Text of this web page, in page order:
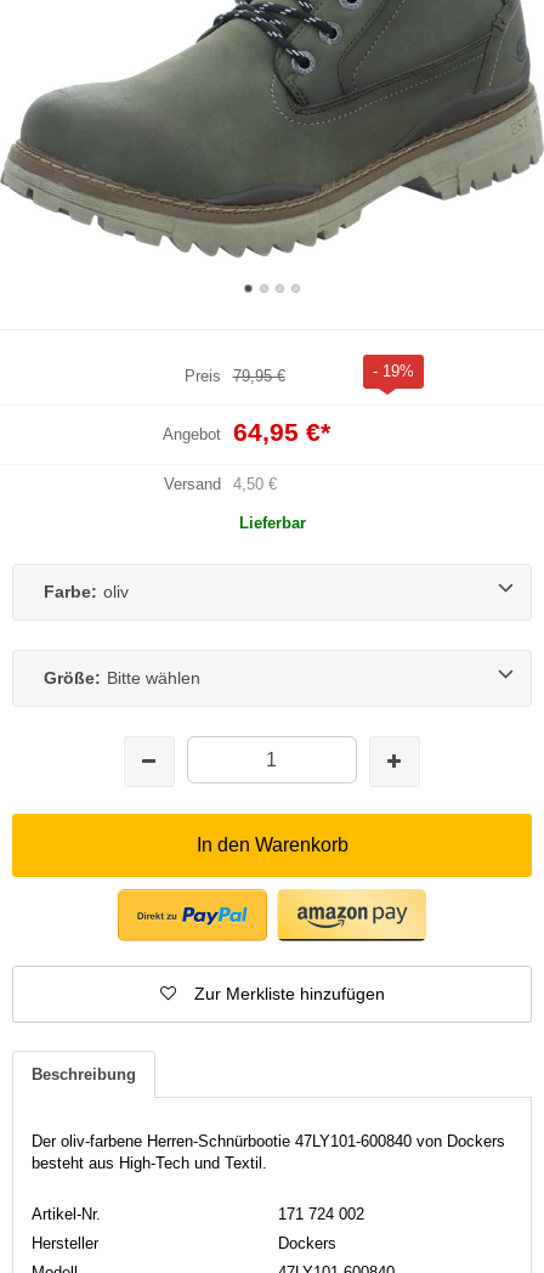
Preis 79,95 € - 19%
Angebot 64,95 €*
Versand 4,50 €
Lieferbar
Farbe: oliv
Größe: Bitte wählen
In den Warenkorb
Zur Merkliste hinzufügen
Beschreibung
Der oliv-farbene Herren-Schnürbootie 47LY101-600840 von Dockers
besteht aus High-Tech und Textil.
Artikel-Nr.
171 724 002
Hersteller
Dockers